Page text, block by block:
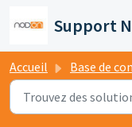
Support
Accueil Base de connaissances